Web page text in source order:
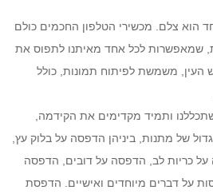
הוא צלם. מכשירי הטלפון החכמים כולם
שמאפשרות לכל אחד מאיתנו לתפוס את
העין, משמשת לפיתוח תמונות, כולל
ותמיד מקדימים את הקידמה,
גדול של מתנות, ביניהן הדפסה על בלוק עץ,
כריות לב, הדפסה על דובים, הדפסה
על דברים מיוחדים ואישיים. הדפסת